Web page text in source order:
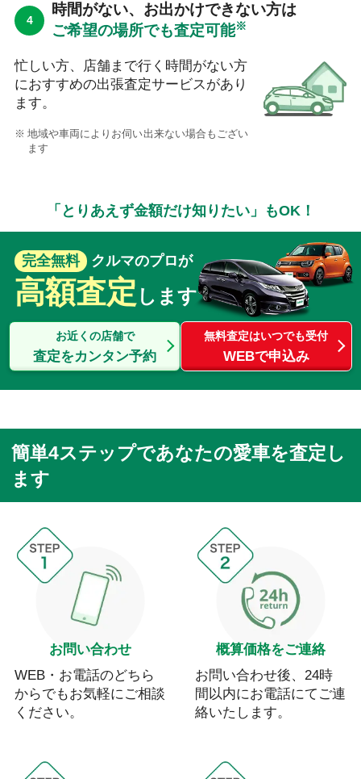
時間がない、お出かけできない方は
ご希望の場所でも査定可能※
忙しい方、店舗まで行く時間がない方
におすすめの出張査定サービスがあり
ます。
地域や車両によりお伺い出来ない場合もござい
ます
「とりあえず金額だけ知りたい」もOK！
完全無料 クルマのプロが
高額査定 します
お近くの店舗で
査定をカンタン予約
無料査定はいつでも受付
WEBで申込み
簡単4ステップであなたの愛車を査定し
ます
お問い合わせ
WEB・お電話のどちら
からでもお気軽にご相談
ください。
概算価格をご連絡
お問い合わせ後、24時
間以内にお電話にてご連
絡いたします。